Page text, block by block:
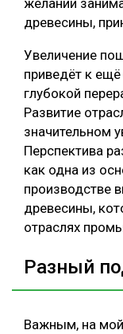
древесины,
Увеличение
приведёт к
глубокой
Развитие
значительном
Перспектива
как одна из
производстве
древесины,
отраслях
Разный
Важным, на мой